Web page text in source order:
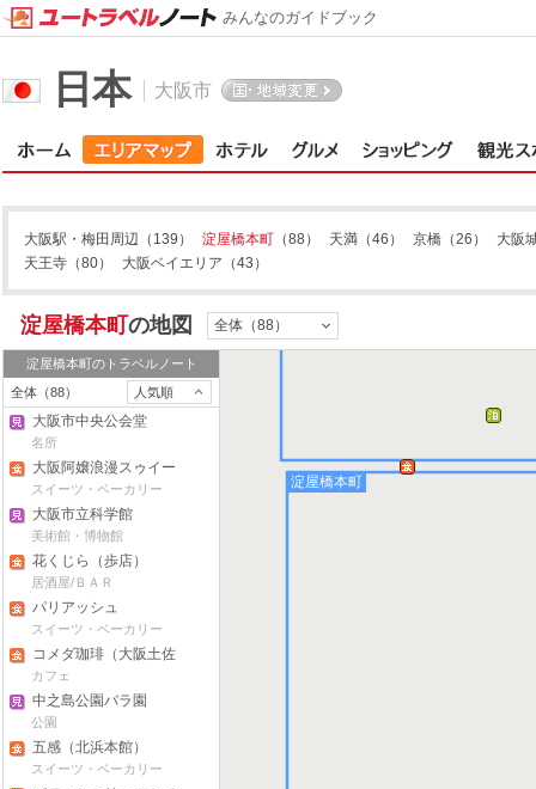
日本 大阪市
大阪駅・梅田周辺 （139） 淀屋橋本町 （88） 天満 （46） 京橋 （26）
大阪
天王寺 （80） 大阪ベイエリア （43）
淀屋橋本町の地図 全体（88）
淀屋橋本町のトラベルノート
全体（88）
人気順
大阪市中央公会堂
名所
大阪阿嬢浪漫スゥイー
ツ(堂島店)
スイーツ・ベーカリー
大阪市立科学館
美術館・博物館
花くじら（歩店）
居酒屋/ＢＡＲ
パリアッシュ
スイーツ・ベーカリー
コメダ珈琲（大阪土佐
堀店）
カフェ
中之島公園バラ園
公園
五感（北浜本館）
スイーツ・ベーカリー
淀屋橋本町
みんなのガイドブック